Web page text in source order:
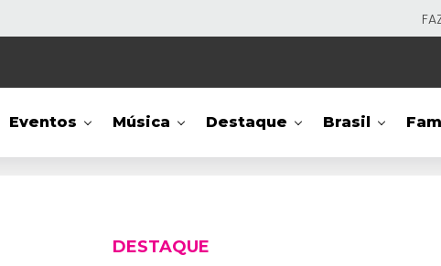
Eventos Música Destaque Brasil
DESTAQUE